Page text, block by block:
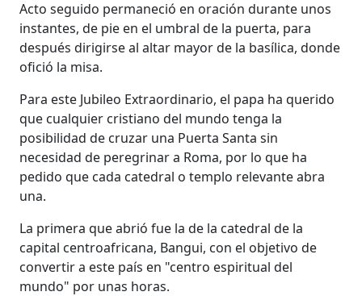
Acto seguido permaneció en oración durante unos
instantes, de pie en el umbral de la puerta, para
después dirigirse al altar mayor de la basílica, donde
ofició la misa.
Para este Jubileo Extraordinario, el papa ha querido
que cualquier cristiano del mundo tenga la
posibilidad de cruzar una Puerta Santa sin
necesidad de peregrinar a Roma, por lo que ha
pedido que cada catedral o templo relevante abra
una.
La primera que abrió fue la de la catedral de la
capital centroafricana, Bangui, con el objetivo de
convertir a este país en "centro espiritual del
mundo" por unas horas.